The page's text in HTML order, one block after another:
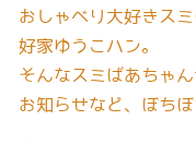
おしゃべり大好きス
好家ゆうこハン。
そんなスミばあちゃ
お知らせなど、ぼちぼ